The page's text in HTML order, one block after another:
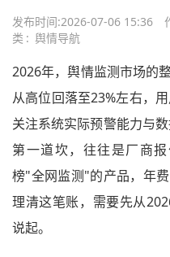
发布时间:2026-07-06 15:36
类 : 舆情导航
2026年，舆情监测市场的
从高位回落至23%左右，
关注系统实际预警能力与
第一道坎，往往是厂商
榜"全网监测"的产品，年
理清这笔账，需要先从
说起。